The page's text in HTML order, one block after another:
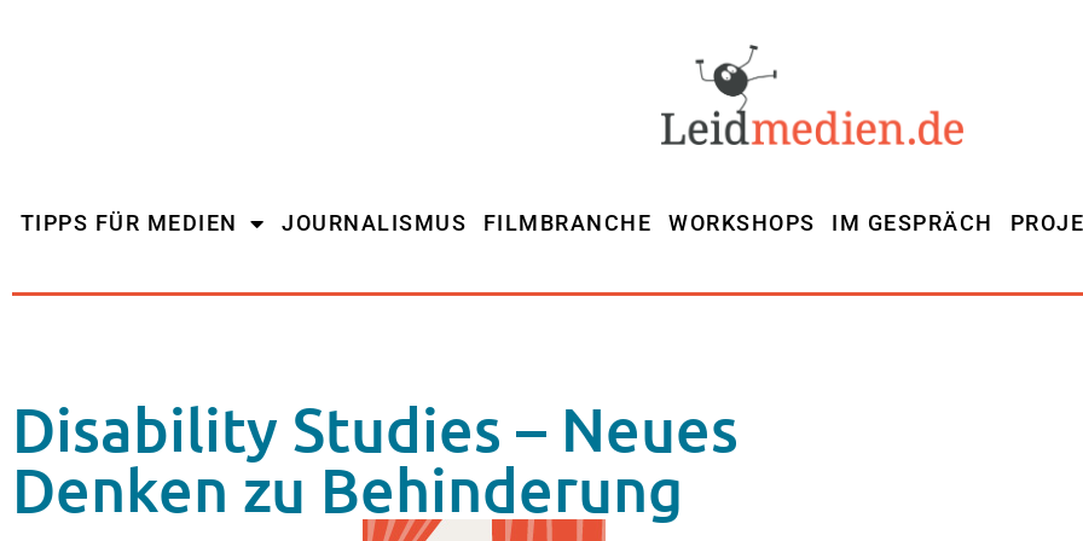
TIPPS FÜR MEDIEN JOURNALISMUS FILMBRANCHE WORKSHOPS IM GESPRÄCH
Disability Studies – Neues
Denken zu Behinderung